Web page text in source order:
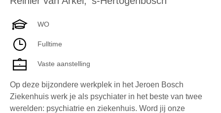
WO
Fulltime
Vaste aanstelling
Op deze bijzondere werkplek in het Jeroen Bosch
Ziekenhuis werk je als psychiater in het beste van twee
werelden: psychiatrie en ziekenhuis. Word jij onze